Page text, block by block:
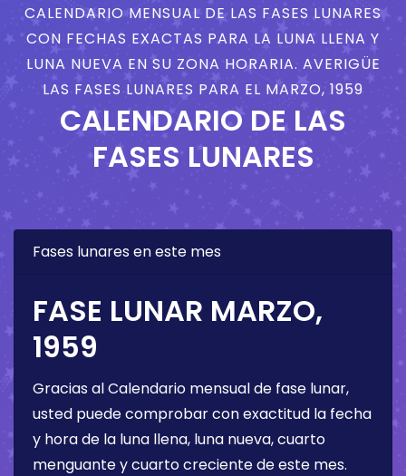
CALENDARIO MENSUAL DE LAS FASES LUNARES
CON FECHAS EXACTAS PARA LA LUNA LLENA Y
LUNA NUEVA EN SU ZONA HORARIA. AVERIGÜE
LAS FASES LUNARES PARA EL MARZO, 1959
CALENDARIO DE LAS
FASES LUNARES
Fases lunares en este mes
FASE LUNAR MARZO,
1959
Gracias al Calendario mensual de fase lunar,
usted puede comprobar con exactitud la fecha
y hora de la luna llena, luna nueva, cuarto
menguante y cuarto creciente de este mes.